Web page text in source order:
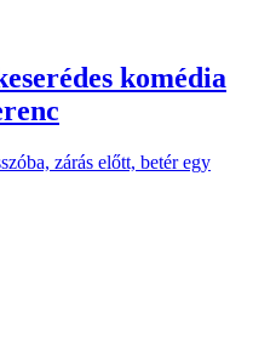
komédia
zárás előtt, betér egy